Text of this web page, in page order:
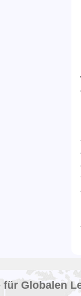
für Globalen